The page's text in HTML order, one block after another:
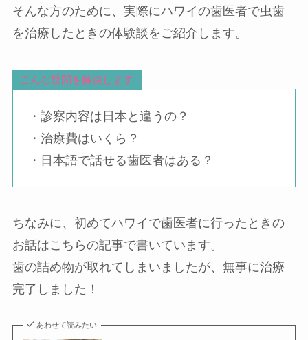
そんな方のために、実際にハワイの歯医者で虫歯
を治療したときの体験談をご紹介します。
こんな疑問を解決します
・診察内容は日本と違うの？
・治療費はいくら？
・日本語で話せる歯医者はある？
ちなみに、初めてハワイで歯医者に行ったときの
お話はこちらの記事で書いています。
歯の詰め物が取れてしまいましたが、無事に治療
完了しました！
あわせて読みたい